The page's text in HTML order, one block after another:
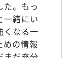
た。もっ
一緒にい
くなる一
めの情報